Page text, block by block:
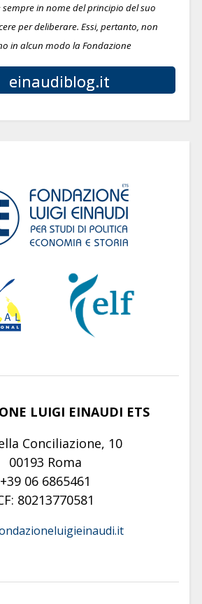
in nome del principio del suo
per deliberare. Essi, pertanto, non
in alcun modo la Fondazione
einaudiblog.it
LUIGI EINAUDI ETS
Conciliazione, 10
00193 Roma
+39 06 6865461
80213770581